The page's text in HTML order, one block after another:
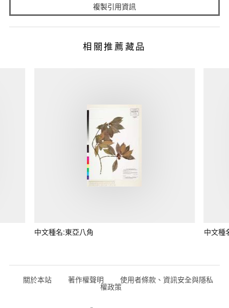
複製引用資訊
相關推薦藏品
中文種名:東亞八角 中文種
關於本站 著作權聲明 使用者條款、資訊安全與隱私
權政策